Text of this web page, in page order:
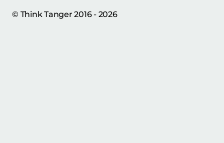
© Think Tanger 2016 - 2026